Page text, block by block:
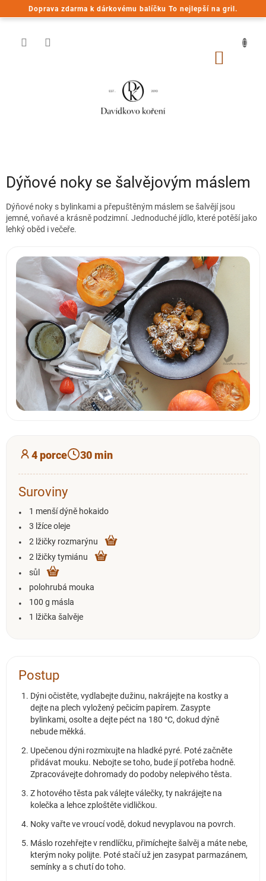
Doprava zdarma k dárkovému balíčku To nejlepší na gril.
na
Dýňové noky se šalvějovým máslem
Dýňové noky s bylinkami a přepuštěným máslem se šalvějí jsou
jemné, voňavé a krásně podzimní. Jednoduché jídlo, které potěší jako
lehký oběd i večeře.
4 porce 30 min
Suroviny
1 menší dýně hokaido
3 lžíce oleje
2 lžičky rozmarýnu
2 lžičky tymiánu
sůl
polohrubá mouka
100 g másla
1 lžička šalvěje
Postup
Dýni očistěte, vydlabejte dužinu, nakrájejte na kostky a
dejte na plech vyložený pečicím papírem. Zasypte
bylinkami, osolte a dejte péct na 180 °C, dokud dýně
nebude měkká.
Upečenou dýni rozmixujte na hladké pyré. Poté začněte
přidávat mouku. Nebojte se toho, bude jí potřeba hodně.
Zpracovávejte dohromady do podoby nelepivého těsta.
Z hotového těsta pak válejte válečky, ty nakrájejte na
kolečka a lehce zploštěte vidličkou.
Noky vařte ve vroucí vodě, dokud nevyplavou na povrch.
Máslo rozehřejte v rendlíčku, přimíchejte šalvěj a máte nebe,
kterým noky polijte. Poté stačí už jen zasypat parmazánem,
semínky a s chutí do toho.